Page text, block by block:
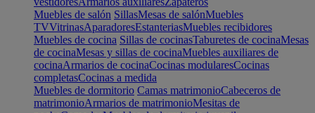
Muebles de salón SillasMesas de salónMuebles
TVVitrinasAparadoresEstanteriasMuebles recibidores
Muebles de cocina Sillas de cocinasTaburetes de cocinaMesas
de cocinaMesas y sillas de cocinaMuebles auxiliares de
cocinaArmarios de cocinaCocinas modularesCocinas
completasCocinas a medida
Muebles de dormitorio Camas matrimonioCabeceros de
matrimonioArmarios de matrimonioMesitas de